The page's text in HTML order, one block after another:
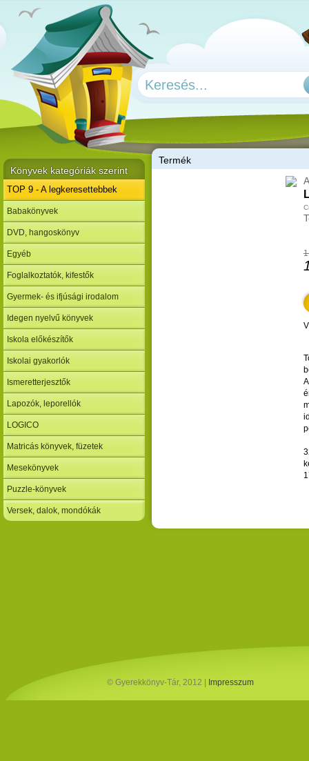
Termék
Könyvek kategóriák szerint
TOP 9 - A legkeresettebbek
Babakönyvek
DVD, hangoskönyv
Egyéb
Foglalkoztatók, kifestők
Gyermek- és ifjúsági irodalom
Idegen nyelvű könyvek
Iskola előkészítők
Iskolai gyakorlók
Ismeretterjesztők
Lapozók, leporellók
LOGICO
Matricás könyvek, füzetek
Mesekönyvek
Puzzle-könyvek
Versek, dalok, mondókák
© Gyerekkönyv-Tár, 2012 | Impresszum